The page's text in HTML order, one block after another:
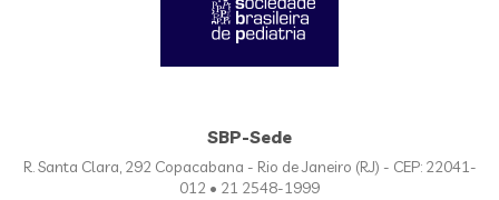
SBP-Sede
R. Santa Clara, 292 Copacabana - Rio de Janeiro (RJ) - CEP: 22041-
012 • 21 2548-1999